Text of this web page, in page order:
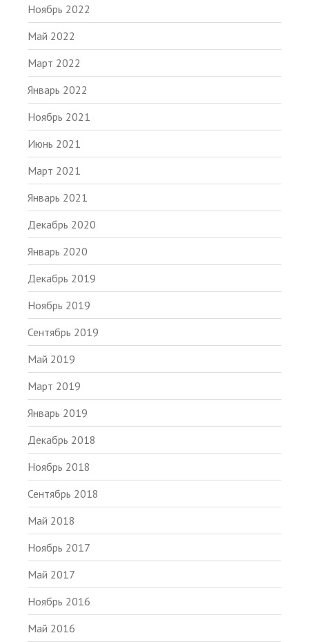
Ноябрь 2022
Май 2022
Март 2022
Январь 2022
Ноябрь 2021
Июнь 2021
Март 2021
Январь 2021
Декабрь 2020
Январь 2020
Декабрь 2019
Ноябрь 2019
Сентябрь 2019
Май 2019
Март 2019
Январь 2019
Декабрь 2018
Ноябрь 2018
Сентябрь 2018
Май 2018
Ноябрь 2017
Май 2017
Ноябрь 2016
Май 2016